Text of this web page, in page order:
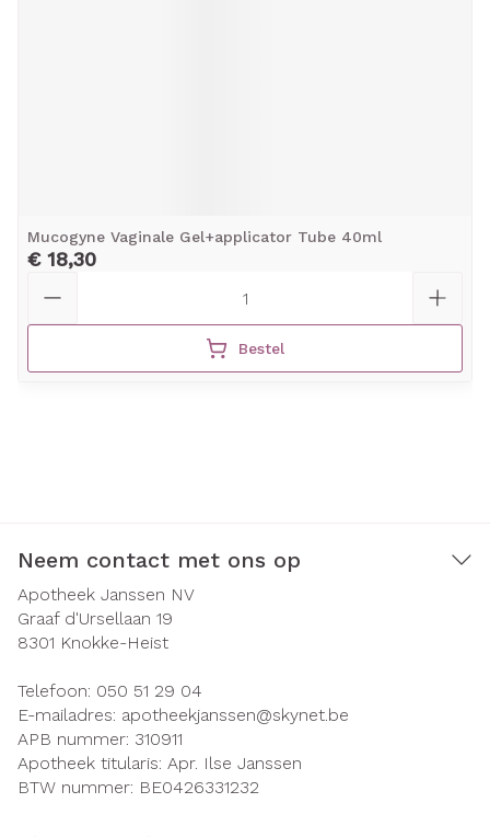
Mucogyne Vaginale Gel+applicator Tube 40ml
€ 18,30
Bestel
Neem contact met ons op
Apotheek Janssen NV
Graaf d'Ursellaan 19
8301 Knokke-Heist
Telefoon: 050 51 29 04
E-mailadres: apotheekjanssen@skynet.be
APB nummer: 310911
Apotheek titularis: Apr. Ilse Janssen
BTW nummer: BE0426331232